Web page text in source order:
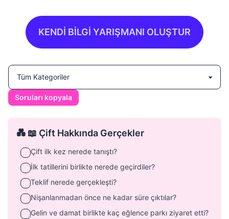
KENDİ BİLGİ YARIŞMANI OLUŞTUR
Soruları kopyala
💑 📖 Çift Hakkında Gerçekler
Çift ilk kez nerede tanıştı?
İlk tatillerini birlikte nerede geçirdiler?
Teklif nerede gerçekleşti?
Nişanlanmadan önce ne kadar süre çıktılar?
Gelin ve damat birlikte kaç eğlence parkı ziyaret etti?